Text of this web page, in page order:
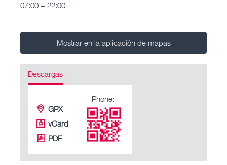
07:00 – 22:00
Mostrar en la aplicación de mapas
Descargas
GPX
vCard
PDF
Phone: